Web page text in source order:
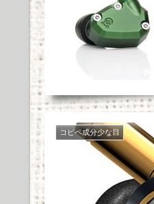
コピペ成分少な目